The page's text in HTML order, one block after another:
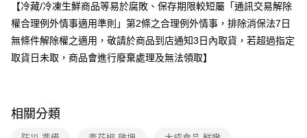
【冷藏/冷凍生鮮商品等易於腐敗、保存期限較短屬「通訊交易解除
權合理例外情事適用準則」第2條之合理例外情事，排除消保法7日
無條件解除權之適用，敬請於商品到店通知3日內取貨，若超過指定
取貨日未取，商品會進行廢棄處理及無法領取】
相關分類